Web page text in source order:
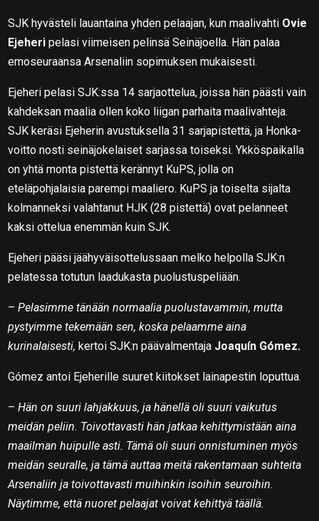
SJK hyvästeli lauantaina yhden pelaajan, kun maalivahti Ovie
Ejeheri pelasi viimeisen pelinsä Seinäjoella. Hän palaa
emoseuraansa Arsenaliin sopimuksen mukaisesti.
Ejeheri pelasi SJK:ssa 14 sarjaottelua, joissa hän päästi vain
kahdeksan maalia ollen koko liigan parhaita maalivahteja.
SJK keräsi Ejeherin avustuksella 31 sarjapistettä, ja Honka-
voitto nosti seinäjokelaiset sarjassa toiseksi. Ykköspaikalla
on yhtä monta pistettä kerännyt KuPS, jolla on
eteläpohjalaisia parempi maaliero. KuPS ja toiselta sijalta
kolmanneksi valahtanut HJK (28 pistettä) ovat pelanneet
kaksi ottelua enemmän kuin SJK.
Ejeheri pääsi jäähyväisottelussaan melko helpolla SJK:n
pelatessa totutun laadukasta puolustuspeliään.
–Pelasimme tänään normaalia puolustavammin, mutta
pystyimme tekemään sen, koska pelaamme aina
kurinalaisesti, kertoi SJK:n päävalmentaja Joaquín Gómez.
Gómez antoi Ejeherille suuret kiitokset lainapestin loputtua.
–Hän on suuri lahjakkuus, ja hänellä oli suuri vaikutus
meidän peliin. Toivottavasti hän jatkaa kehittymistään aina
maailman huipulle asti. Tämä oli suuri onnistuminen myös
meidän seuralle, ja tämä auttaa meitä rakentamaan suhteita
Arsenaliin ja toivottavasti muihinkin isoihin seuroihin.
Näytimme, että nuoret pelaajat voivat kehittyä täällä.